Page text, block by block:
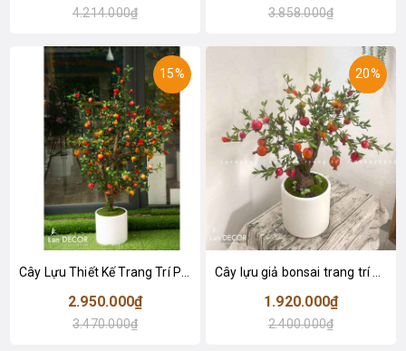
4.214.000₫ 3.858.000₫
15%
2.950.000₫
3.470.000₫
20%
1.920.000₫
2.400.000₫